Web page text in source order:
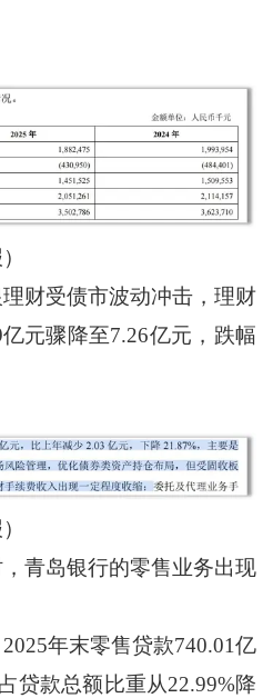
受债市波动冲击，理财
元骤降至7.26亿元，跌幅
岛银行的零售业务出现
年末零售贷款740.01亿
贷款总额比重从22.99%降